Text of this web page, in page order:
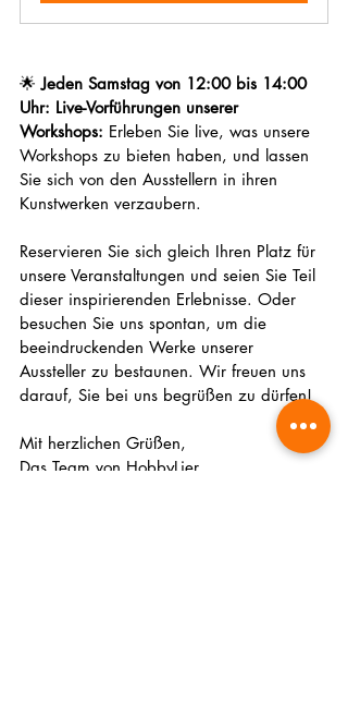
🌟 Jeden Samstag von 12:00 bis 14:00
Uhr: Live-Vorführungen unserer
Workshops: Erleben Sie live, was unsere
Workshops zu bieten haben, und lassen
Sie sich von den Ausstellern in ihren
Kunstwerken verzaubern.
Reservieren Sie sich gleich Ihren Platz für
unsere Veranstaltungen und seien Sie Teil
dieser inspirierenden Erlebnisse. Oder
besuchen Sie uns spontan, um die
beeindruckenden Werke unserer
Aussteller zu bestaunen. Wir freuen uns
darauf, Sie bei uns begrüßen zu dürfen!
Mit herzlichen Grüßen,
Das Team von HobbyLier